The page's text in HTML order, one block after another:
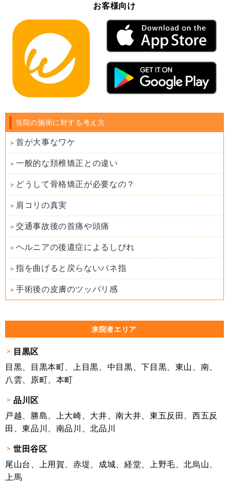
お客様向け
当院の施術に対する考え方
首が大事なワケ
一般的な頚椎矯正との違い
どうして骨格矯正が必要なの？
肩コリの真実
交通事故後の首痛や頭痛
ヘルニアの後遺症によるしびれ
指を曲げると戻らないバネ指
手術後の皮膚のツッパリ感
来院者エリア
目黒区
目黒、目黒本町、上目黒、中目黒、下目黒、東山、南、
八雲、原町、本町
品川区
戸越、勝島、上大崎、大井、南大井、東五反田、西五反
田、東品川、南品川、北品川
世田谷区
尾山台、上用賀、赤堤、成城、経堂、上野毛、北烏山、
上馬